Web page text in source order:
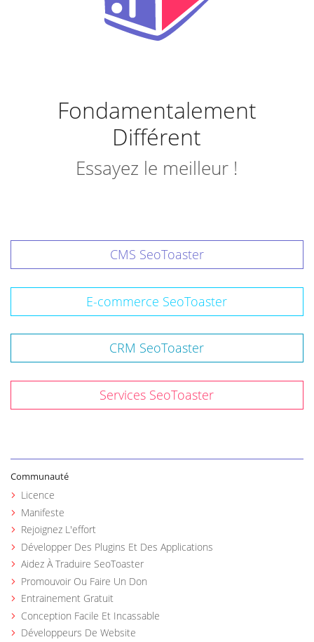
Fondamentalement
Différent
Essayez le meilleur !
CMS SeoToaster
E-commerce SeoToaster
CRM SeoToaster
Services SeoToaster
Communauté
Licence
Manifeste
Rejoignez L'effort
Développer Des Plugins Et Des Applications
Aidez À Traduire SeoToaster
Promouvoir Ou Faire Un Don
Entrainement Gratuit
Conception Facile Et Incassable
Développeurs De Website